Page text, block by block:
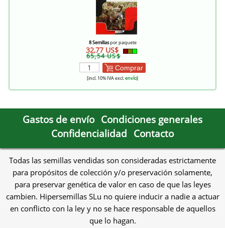
8 Semillaspor paquete
32,77 US$
65,54 US$
Comprar
[incl. 10% IVA excl.envío]
Gastos de envío Condiciones generales
Confidencialidad Contacto
Todas las semillas vendidas son consideradas estrictamente
para propósitos de colección y/o preservación solamente,
para preservar genética de valor en caso de que las leyes
cambien. Hipersemillas SLu no quiere inducir a nadie a actuar
en conflicto con la ley y no se hace responsable de aquellos
que lo hagan.